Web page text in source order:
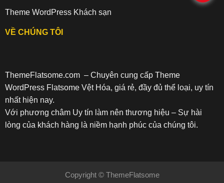
Theme WordPress Khách sạn
VỀ CHÚNG TÔI
ThemeFlatsome.com– Chuyên cung cấp Theme
WordPress Flatsome Vệt Hóa, giá rẻ, đầy đủ thể loại, uy tín
nhất hiện nay.
Với phương châm Uy tín làm nên thương hiệu – Sự hài
lòng của khách hàng là niềm hạnh phúc của chúng tôi.
Copyright © ThemeFlatsome